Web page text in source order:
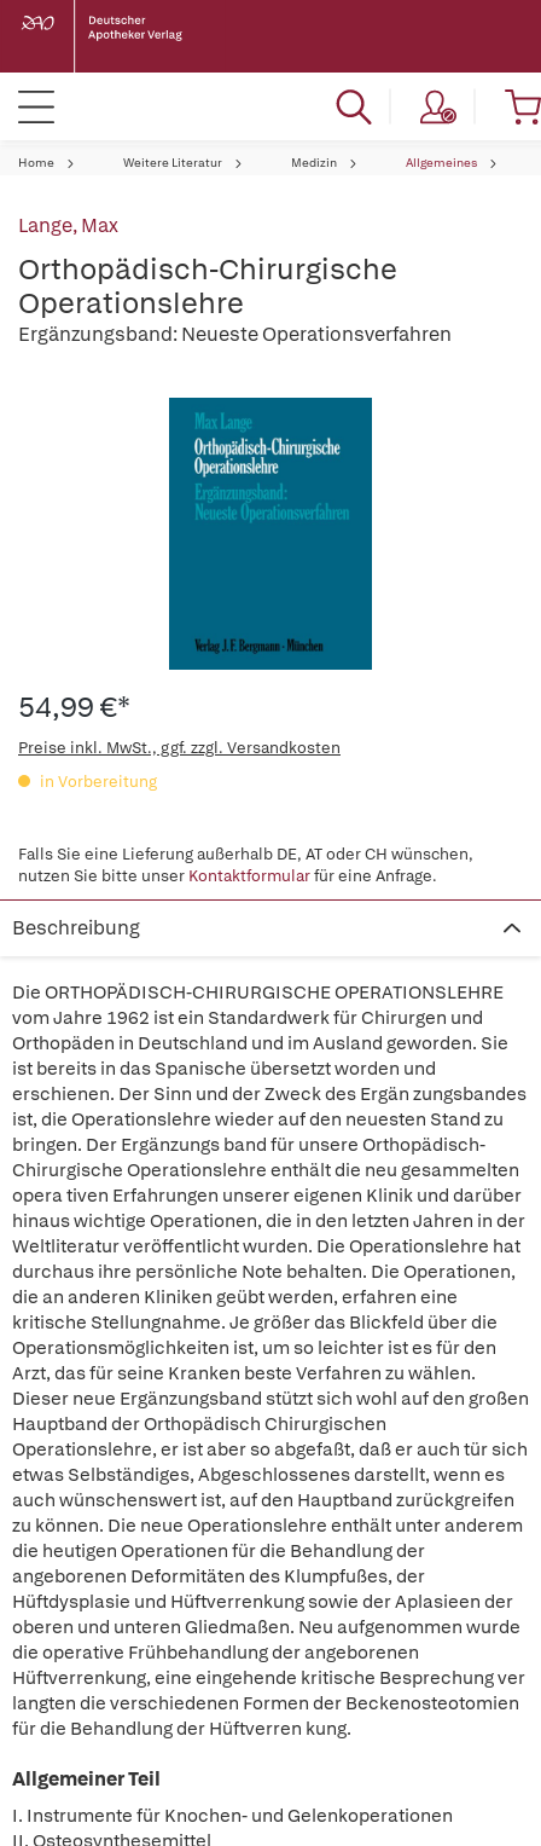
Home Weitere Literatur Medizin Allgemeines
Lange, Max
Orthopädisch-Chirurgische
Operationslehre
Ergänzungsband: Neueste Operationsverfahren
54,99 €*
Preise inkl. MwSt., ggf. zzgl. Versandkosten
in Vorbereitung
Falls Sie eine Lieferung außerhalb DE, AT oder CH wünschen,
nutzen Sie bitte unser Kontaktformularfür eine Anfrage.
Beschreibung
Die ORTHOPÄDISCH-CHIRURGISCHE OPERATIONSLEHRE
vom Jahre 1962 ist ein Standardwerk für Chirurgen und
Orthopäden in Deutschland und im Ausland geworden. Sie
ist bereits in das Spanische übersetzt worden und
erschienen. Der Sinn und der Zweck des Ergän zungsbandes
ist, die Operationslehre wieder auf den neuesten Stand zu
bringen. Der Ergänzungs band für unsere Orthopädisch-
Chirurgische Operationslehre enthält die neu gesammelten
opera tiven Erfahrungen unserer eigenen Klinik und darüber
hinaus wichtige Operationen, die in den letzten Jahren in der
Weltliteratur veröffentlicht wurden. Die Operationslehre hat
durchaus ihre persönliche Note behalten. Die Operationen,
die an anderen Kliniken geübt werden, erfahren eine
kritische Stellungnahme. Je größer das Blickfeld über die
Operationsmöglichkeiten ist, um so leichter ist es für den
Arzt, das für seine Kranken beste Verfahren zu wählen.
Dieser neue Ergänzungsband stützt sich wohl auf den großen
Hauptband der Orthopädisch Chirurgischen
Operationslehre, er ist aber so abgefaßt, daß er auch tür sich
etwas Selbständiges, Abgeschlossenes darstellt, wenn es
auch wünschenswert ist, auf den Hauptband zurückgreifen
zu können. Die neue Operationslehre enthält unter anderem
die heutigen Operationen für die Behandlung der
angeborenen Deformitäten des Klumpfußes, der
Hüftdysplasie und Hüftverrenkung sowie der Aplasieen der
oberen und unteren Gliedmaßen. Neu aufgenommen wurde
die operative Frühbehandlung der angeborenen
Hüftverrenkung, eine eingehende kritische Besprechung ver
langten die verschiedenen Formen der Beckenosteotomien
für die Behandlung der Hüftverren kung.
Allgemeiner Teil
I. Instrumente für Knochen- und Gelenkoperationen
II. Osteosynthesemittel